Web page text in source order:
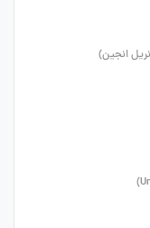
انجین)